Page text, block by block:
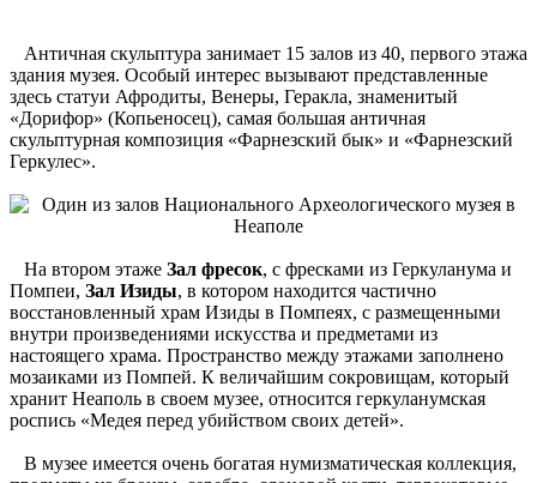
Античная скульптура занимает 15 залов из 40, первого этажа
здания музея. Особый интерес вызывают представленные
здесь статуи Афродиты, Венеры, Геракла, знаменитый
«Дорифор» (Копьеносец), самая большая античная
скульптурная композиция «Фарнезский бык» и «Фарнезский
Геркулес».
На втором этаже Зал фресок, с фресками из Геркуланума и
Помпеи, Зал Изиды, в котором находится частично
восстановленный храм Изиды в Помпеях, с размещенными
внутри произведениями искусства и предметами из
настоящего храма. Пространство между этажами заполнено
мозаиками из Помпей. К величайшим сокровищам, который
хранит Неаполь в своем музее, относится геркуланумская
роспись «Медея перед убийством своих детей».
В музее имеется очень богатая нумизматическая коллекция,